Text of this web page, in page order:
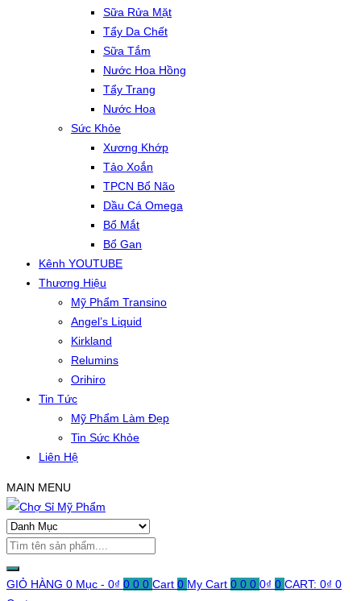
Sữa Rửa Mặt
Tẩy Da Chết
Sữa Tắm
Nước Hoa Hồng
Tẩy Trang
Nước Hoa
Sức Khỏe
Xương Khớp
Tảo Xoắn
TPCN Bổ Não
Dầu Cá Omega
Bổ Mắt
Bổ Gan
Kênh YOUTUBE
Thương Hiệu
Mỹ Phẩm Transino
Angel’s Liquid
Kirkland
Relumins
Orihiro
Tin Tức
Mỹ Phẩm Làm Đẹp
Tin Sức Khỏe
Liên Hệ
MAIN MENU
GIỎ HÀNG 0 Mục - 0₫ 0 0 0 Cart 0 My Cart 0 0 0 0₫ 0 CART: 0₫ 0